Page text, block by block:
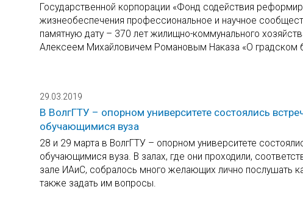
Государственной корпорации «Фонд содействия
жизнеобеспечения профессиональное и научное
памятную дату – 370 лет жилищно-коммунального
Алексеем Михайловичем Романовым Наказа «О градском
29.03.2019
В ВолгГТУ – опорном университете состоялись
обучающимися вуза
28 и 29 марта в ВолгГТУ – опорном университете
обучающимися вуза. В залах, где они проходили,
зале ИАиС, собралось много желающих лично послушать
также задать им вопросы.